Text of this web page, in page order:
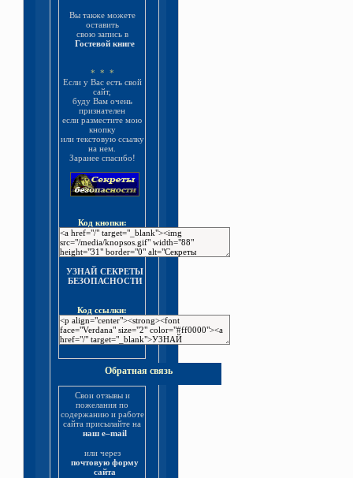
Вы также можете
оставить
свою запись в
Гостевой книге
* * *
Если у Вас есть свой
сайт,
буду Вам очень
признателен
если разместите мою
кнопку
или текстовую ссылку
на нем.
Заранее спасибо!
Код кнопки:
УЗНАЙ СЕКРЕТЫ
БЕЗОПАСНОСТИ
Код ссылки:
Обратная связь
Свои отзывы и
пожелания по
содержанию и работе
сайта присылайте на
наш e–mail
или через
почтовую форму
сайта